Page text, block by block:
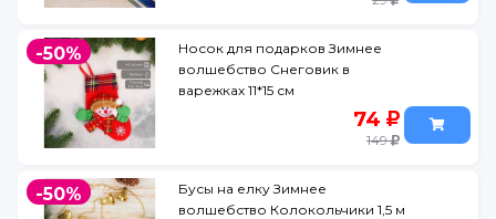
-50%
Носок для подарков Зимнее
волшебство Снеговик в
варежках 11*15 см
74
149
-50%
Бусы на елку Зимнее
волшебство Колокольчики 1,5 м